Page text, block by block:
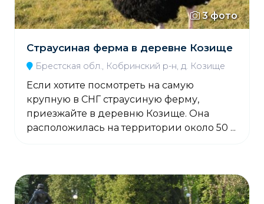
3 фото
Страусиная ферма в деревне Козище
Брестская обл., Кобринский р-н, д. Козище
Если хотите посмотреть на самую
крупную в СНГ страусиную ферму,
приезжайте в деревню Козище. Она
расположилась на территории около 50 ...